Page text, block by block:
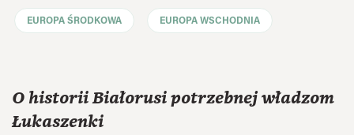
EUROPA ŚRODKOWA EUROPA WSCHODNIA
O historii Białorusi potrzebnej władzom
Łukaszenki